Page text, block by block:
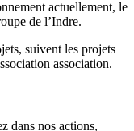
actuellement, le
de l’Indre.
suivent les projets
association.
dans nos actions,